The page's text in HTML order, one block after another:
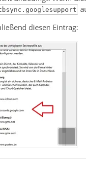
diesen Eintrag: